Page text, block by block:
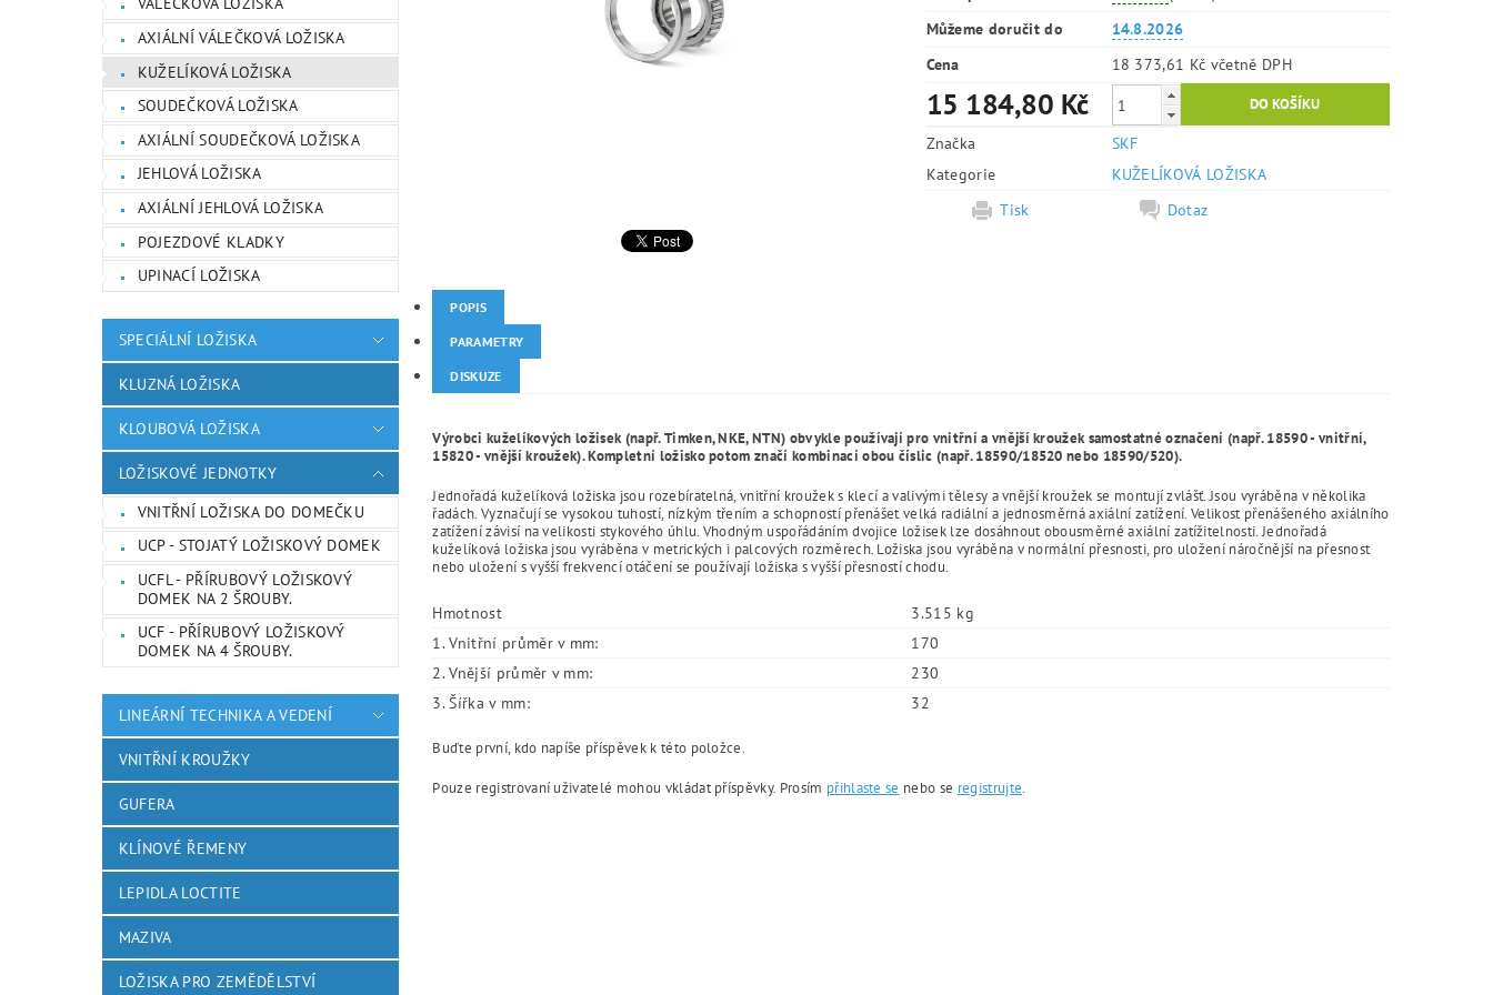
AXIÁLNÍ VÁLEČKOVÁ LOŽISKA
KUŽELÍKOVÁ LOŽISKA
SOUDEČKOVÁ LOŽISKA
AXIÁLNÍ SOUDEČKOVÁ LOŽISKA
JEHLOVÁ LOŽISKA
AXIÁLNÍ JEHLOVÁ LOŽISKA
POJEZDOVÉ KLADKY
UPINACÍ LOŽISKA
SPECIÁLNÍ LOŽISKA
KLUZNÁ LOŽISKA
KLOUBOVÁ LOŽISKA
LOŽISKOVÉ JEDNOTKY
VNITŘNÍ LOŽISKA DO DOMEČKU
UCP - STOJATÝ LOŽISKOVÝ DOMEK
UCFL - PŘÍRUBOVÝ LOŽISKOVÝ
DOMEK NA 2 ŠROUBY.
UCF - PŘÍRUBOVÝ LOŽISKOVÝ
DOMEK NA 4 ŠROUBY.
LINEÁRNÍ TECHNIKA A VEDENÍ
VNITŘNÍ KROUŽKY
GUFERA
KLÍNOVÉ ŘEMENY
LEPIDLA LOCTITE
MAZIVA
LOŽISKA PRO ZEMĚDĚLSTVÍ
Můžeme doručit do
14.8.2026
Cena
18 373,61 Kč včetně DPH
15 184,80 Kč
Značka
SKF
Kategorie
KUŽELÍKOVÁ LOŽISKA
Tisk
Dotaz
POPIS
PARAMETRY
DISKUZE
Výrobci kuželíkových ložisek (např. Timken, NKE, NTN) obvykle používají pro vnitřní a vnější kroužek samostatné označení (např. 18590 - vnitřní,
15820 - vnější kroužek). Kompletní ložisko potom značí kombinací obou číslic (např. 18590/18520 nebo 18590/520).
Jednořadá kuželíková ložiska jsou rozebíratelná, vnitřní kroužek s klecí a valivými tělesy a vnější kroužek se montují zvlášť. Jsou vyráběna v několika
řadách. Vyznačují se vysokou tuhostí, nízkým třením a schopností přenášet velká radiální a jednosměrná axiální zatížení. Velikost přenášeného axiálního
zatížení závisí na velikosti stykového úhlu. Vhodným uspořádáním dvojice ložisek lze dosáhnout obousměrné axiální zatížitelnosti. Jednořadá
kuželíková ložiska jsou vyráběna v metrických i palcových rozměrech. Ložiska jsou vyráběna v normální přesnosti, pro uložení náročnější na přesnost
nebo uložení s vyšší frekvencí otáčení se používají ložiska s vyšší přesností chodu.
Hmotnost
3.515 kg
1. Vnitřní průměr v mm:
170
2. Vnější průměr v mm:
230
3. Šířka v mm:
32
Buďte první, kdo napíše příspěvek k této položce.
Pouze registrovaní uživatelé mohou vkládat příspěvky. Prosím přihlaste se nebo se registrujte.